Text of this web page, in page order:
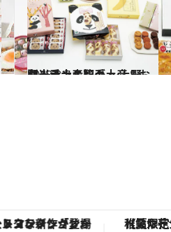
2018.8.7
ターミナル駅手土産＆お弁当ランキング ～上野駅・手土産篇～
グルメ
家のお気に入りコレクションから、ジェンダーレスな新作が登場 【夏限定ディナーコース】旬